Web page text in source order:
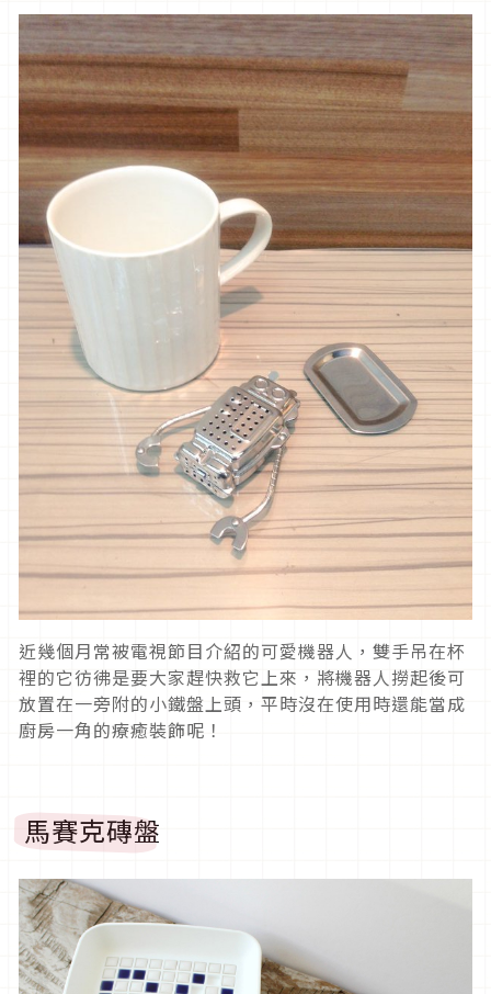
近幾個月常被電視節目介紹的可愛機器人，雙手吊在杯
裡的它彷彿是要大家趕快救它上來，將機器人撈起後可
放置在一旁附的小鐵盤上頭，平時沒在使用時還能當成
廚房一角的療癒裝飾呢！
馬賽克磚盤